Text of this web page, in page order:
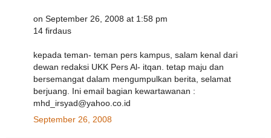
on September 26, 2008 at 1:58 pm
14 firdaus
kepada teman- teman pers kampus, salam kenal dari
dewan redaksi UKK Pers Al- itqan. tetap maju dan
bersemangat dalam mengumpulkan berita, selamat
berjuang. Ini email bagian kewartawanan :
mhd_irsyad@yahoo.co.id
September 26, 2008